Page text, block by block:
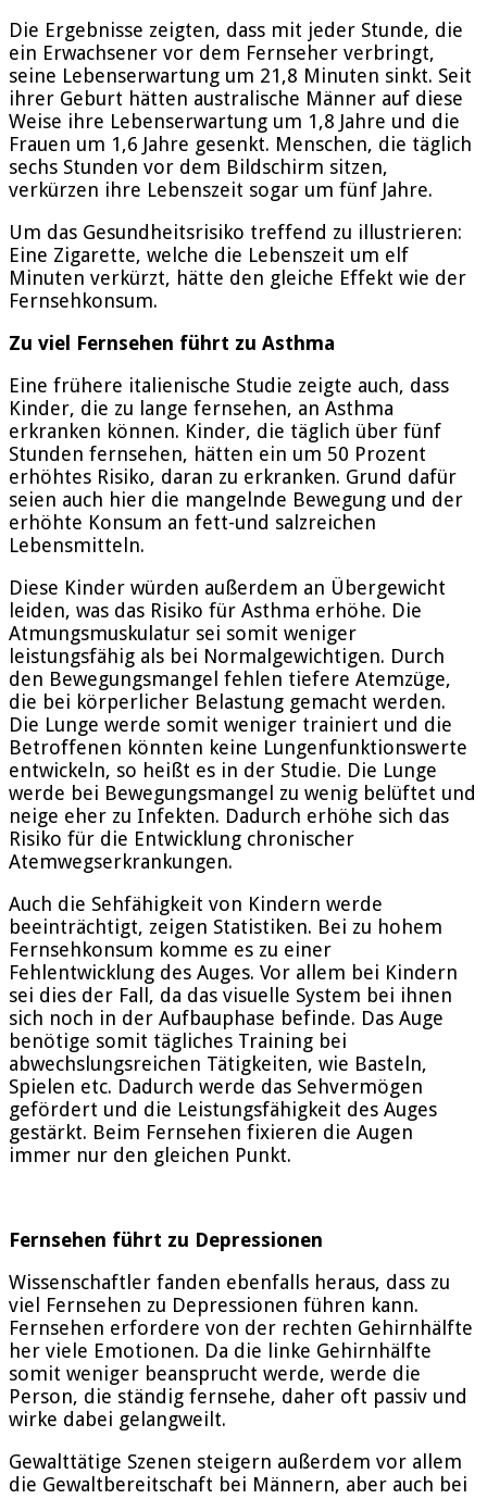
Die Ergebnisse zeigten, dass mit jeder Stunde, die
ein Erwachsener vor dem Fernseher verbringt,
seine Lebenserwartung um 21,8 Minuten sinkt. Seit
ihrer Geburt hätten australische Männer auf diese
Weise ihre Lebenserwartung um 1,8 Jahre und die
Frauen um 1,6 Jahre gesenkt. Menschen, die täglich
sechs Stunden vor dem Bildschirm sitzen,
verkürzen ihre Lebenszeit sogar um fünf Jahre.
Um das Gesundheitsrisiko treffend zu illustrieren:
Eine Zigarette, welche die Lebenszeit um elf
Minuten verkürzt, hätte den gleiche Effekt wie der
Fernsehkonsum.
Zu viel Fernsehen führt zu Asthma
Eine frühere italienische Studie zeigte auch, dass
Kinder, die zu lange fernsehen, an Asthma
erkranken können. Kinder, die täglich über fünf
Stunden fernsehen, hätten ein um 50 Prozent
erhöhtes Risiko, daran zu erkranken. Grund dafür
seien auch hier die mangelnde Bewegung und der
erhöhte Konsum an fett-und salzreichen
Lebensmitteln.
Diese Kinder würden außerdem an Übergewicht
leiden, was das Risiko für Asthma erhöhe. Die
Atmungsmuskulatur sei somit weniger
leistungsfähig als bei Normalgewichtigen. Durch
den Bewegungsmangel fehlen tiefere Atemzüge,
die bei körperlicher Belastung gemacht werden.
Die Lunge werde somit weniger trainiert und die
Betroffenen könnten keine Lungenfunktionswerte
entwickeln, so heißt es in der Studie. Die Lunge
werde bei Bewegungsmangel zu wenig belüftet und
neige eher zu Infekten. Dadurch erhöhe sich das
Risiko für die Entwicklung chronischer
Atemwegserkrankungen.
Auch die Sehfähigkeit von Kindern werde
beeinträchtigt, zeigen Statistiken. Bei zu hohem
Fernsehkonsum komme es zu einer
Fehlentwicklung des Auges. Vor allem bei Kindern
sei dies der Fall, da das visuelle System bei ihnen
sich noch in der Aufbauphase befinde. Das Auge
benötige somit tägliches Training bei
abwechslungsreichen Tätigkeiten, wie Basteln,
Spielen etc. Dadurch werde das Sehvermögen
gefördert und die Leistungsfähigkeit des Auges
gestärkt. Beim Fernsehen fixieren die Augen
immer nur den gleichen Punkt.
Fernsehen führt zu Depressionen
Wissenschaftler fanden ebenfalls heraus, dass zu
viel Fernsehen zu Depressionen führen kann.
Fernsehen erfordere von der rechten Gehirnhälfte
her viele Emotionen. Da die linke Gehirnhälfte
somit weniger beansprucht werde, werde die
Person, die ständig fernsehe, daher oft passiv und
wirke dabei gelangweilt.
Gewalttätige Szenen steigern außerdem vor allem
die Gewaltbereitschaft bei Männern, aber auch bei